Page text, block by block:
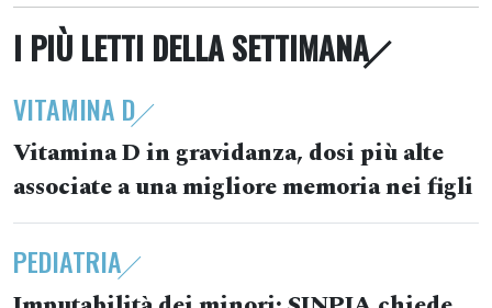
I PIÙ LETTI DELLA SETTIMANA
VITAMINA D
Vitamina D in gravidanza, dosi più alte
associate a una migliore memoria nei figli
PEDIATRIA